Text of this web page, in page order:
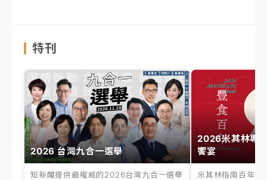
特刊
2026 台灣九合一選舉
知新聞提供最權威的2026台灣九合一選舉
2026米其林專
饗宴
米其林指南百年之